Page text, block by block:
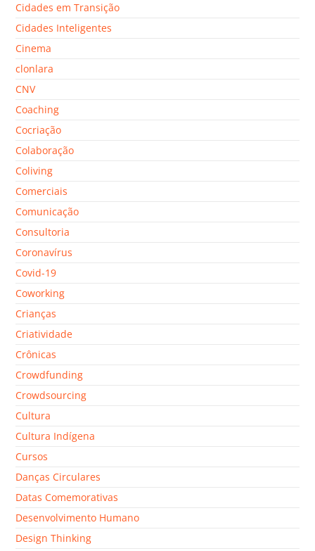
Cidades em Transição
Cidades Inteligentes
Cinema
clonlara
CNV
Coaching
Cocriação
Colaboração
Coliving
Comerciais
Comunicação
Consultoria
Coronavírus
Covid-19
Coworking
Crianças
Criatividade
Crônicas
Crowdfunding
Crowdsourcing
Cultura
Cultura Indígena
Cursos
Danças Circulares
Datas Comemorativas
Desenvolvimento Humano
Design Thinking